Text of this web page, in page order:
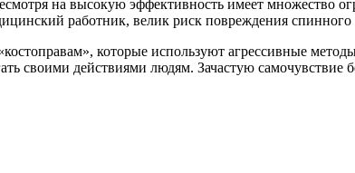
на высокую эффективность имеет множество
работник, велик риск повреждения
которые используют агрессивные
своими действиями людям. Зачастую самочувствие